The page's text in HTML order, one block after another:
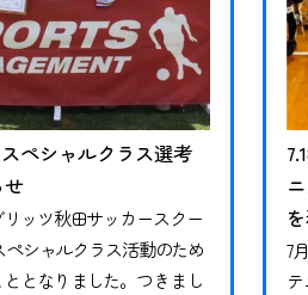
ペシャルクラス選考
ッツ秋田サッカースクー
ペシャルクラス活動のため
となりました。つきまし
7